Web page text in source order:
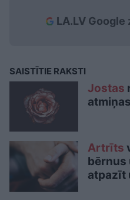
LA.LV Google
SAISTĪTIE RAKSTI
Jostas
atmiņas
Artrīts
bērnus
atpazīt